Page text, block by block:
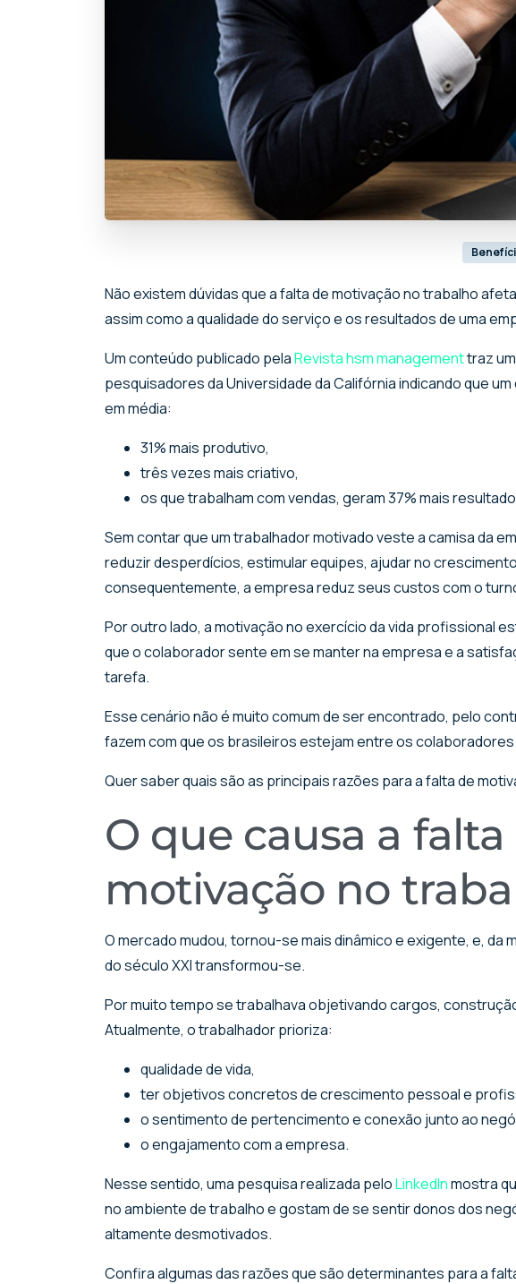
Não existem dúvidas que a falta de motivação no trabalho
assim como a qualidade do serviço e os resultados de uma
Um conteúdo publicado pelaRevista hsm managementtraz
pesquisadores da Universidade da Califórnia indicando que
em média:
31% mais produtivo,
três vezes mais criativo,
os que trabalham com vendas, geram 37% mais
Sem contar que um trabalhador motivado veste a camisa da
reduzir desperdícios, estimular equipes, ajudar no
consequentemente, a empresa reduz seus custos com o
Por outro lado, a motivação no exercício da vida profissional
que o colaborador sente em se manter na empresa e a
tarefa.
Esse cenário não é muito comum de ser encontrado, pelo
fazem com que os brasileiros estejam entre os
Quer saber quais são as principais razões para a falta de
O que causa a falta
motivação no
O mercado mudou, tornou-se mais dinâmico e exigente, e, da
do século XXI transformou-se.
Por muito tempo se trabalhava objetivando cargos,
Atualmente, o trabalhador prioriza:
qualidade de vida,
ter objetivos concretos de crescimento pessoal e
o sentimento de pertencimento e conexão junto ao
o engajamento com a empresa.
Nesse sentido, uma pesquisa realizada peloLinkedInmostra
no ambiente de trabalho e gostam de se sentir donos dos
altamente desmotivados.
Confira algumas das razões que são determinantes para a